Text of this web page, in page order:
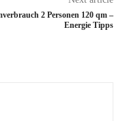
2 Personen 120 qm –
Energie Tipps